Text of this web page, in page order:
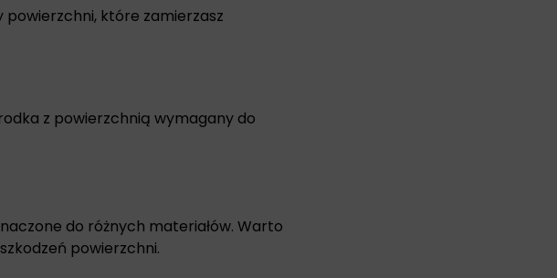
powierzchni, które zamierzasz
z powierzchnią wymagany do
do różnych materiałów. Warto
powierzchni.